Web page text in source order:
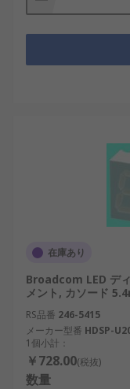
LED表示器
ご紹介
本の高い性能・信
供しており、産業
で対応する幅広い
ています。おすす
しています。配送
在庫あり
Broadcom LED デ
メント, カソード
RS品番 246-5415
メーカー型番 HDSP-
1個小計：
￥728.00(税抜)
数量